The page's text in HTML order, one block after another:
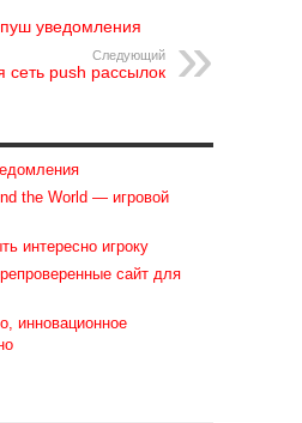
пуш уведомления
Следующий
сеть push рассылок
the World — игровой
интересно игроку
сайт для
инновационное